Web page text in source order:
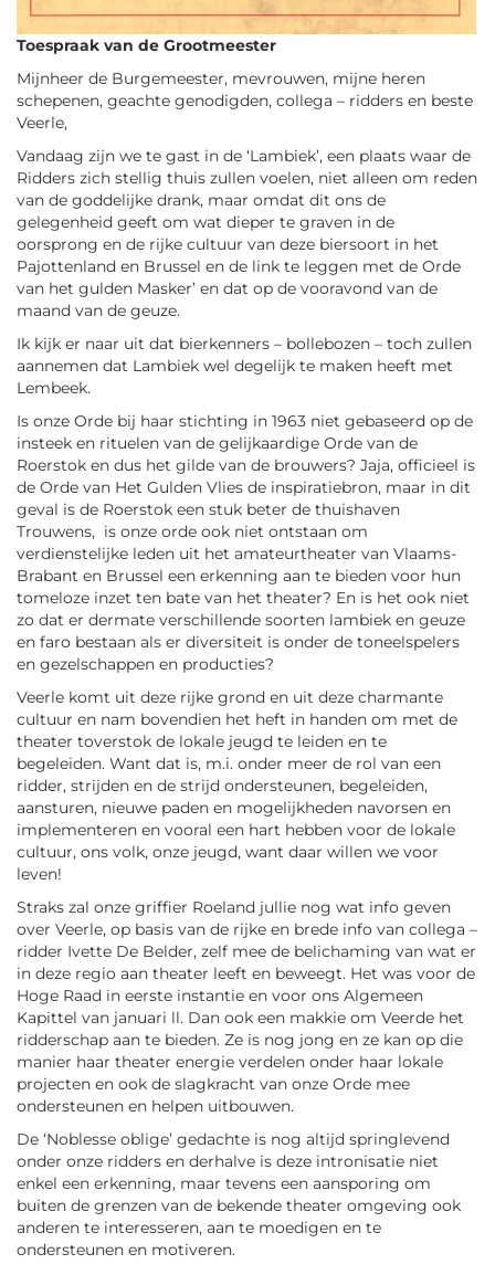
Toespraak van de Grootmeester
Mijnheer de Burgemeester, mevrouwen, mijne heren
schepenen, geachte genodigden, collega – ridders en beste
Veerle,
Vandaag zijn we te gast in de ‘Lambiek’, een plaats waar de
Ridders zich stellig thuis zullen voelen, niet alleen om reden
van de goddelijke drank, maar omdat dit ons de
gelegenheid geeft om wat dieper te graven in de
oorsprong en de rijke cultuur van deze biersoort in het
Pajottenland en Brussel en de link te leggen met de Orde
van het gulden Masker’ en dat op de vooravond van de
maand van de geuze.
Ik kijk er naar uit dat bierkenners – bollebozen – toch zullen
aannemen dat Lambiek wel degelijk te maken heeft met
Lembeek.
Is onze Orde bij haar stichting in 1963 niet gebaseerd op de
insteek en rituelen van de gelijkaardige Orde van de
Roerstok en dus het gilde van de brouwers? Jaja, officieel is
de Orde van Het Gulden Vlies de inspiratiebron, maar in dit
geval is de Roerstok een stuk beter de thuishaven
Trouwens, is onze orde ook niet ontstaan om
verdienstelijke leden uit het amateurtheater van Vlaams-
Brabant en Brussel een erkenning aan te bieden voor hun
tomeloze inzet ten bate van het theater? En is het ook niet
zo dat er dermate verschillende soorten lambiek en geuze
en faro bestaan als er diversiteit is onder de toneelspelers
en gezelschappen en producties?
Veerle komt uit deze rijke grond en uit deze charmante
cultuur en nam bovendien het heft in handen om met de
theater toverstok de lokale jeugd te leiden en te
begeleiden. Want dat is, m.i. onder meer de rol van een
ridder, strijden en de strijd ondersteunen, begeleiden,
aansturen, nieuwe paden en mogelijkheden navorsen en
implementeren en vooral een hart hebben voor de lokale
cultuur, ons volk, onze jeugd, want daar willen we voor
leven!
Straks zal onze griffier Roeland jullie nog wat info geven
over Veerle, op basis van de rijke en brede info van collega –
ridder Ivette De Belder, zelf mee de belichaming van wat er
in deze regio aan theater leeft en beweegt. Het was voor de
Hoge Raad in eerste instantie en voor ons Algemeen
Kapittel van januari ll. Dan ook een makkie om Veerde het
ridderschap aan te bieden. Ze is nog jong en ze kan op die
manier haar theater energie verdelen onder haar lokale
projecten en ook de slagkracht van onze Orde mee
ondersteunen en helpen uitbouwen.
De ‘Noblesse oblige’ gedachte is nog altijd springlevend
onder onze ridders en derhalve is deze intronisatie niet
enkel een erkenning, maar tevens een aansporing om
buiten de grenzen van de bekende theater omgeving ook
anderen te interesseren, aan te moedigen en te
ondersteunen en motiveren.